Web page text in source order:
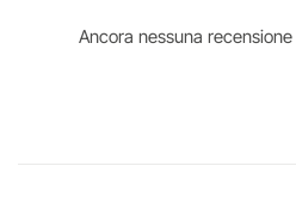
Ancora nessuna